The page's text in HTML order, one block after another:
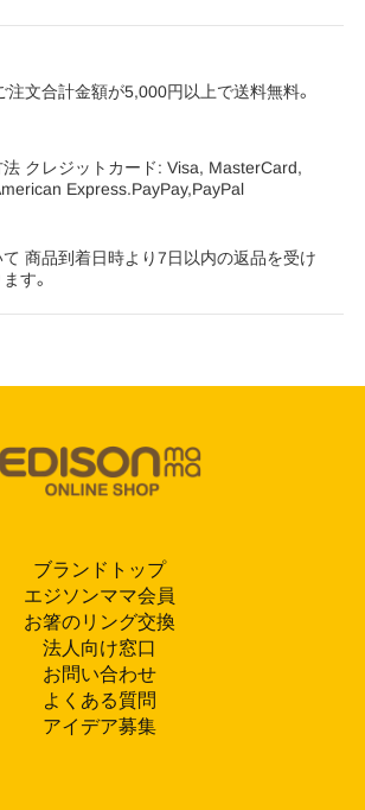
注文合計金額が5,000円以上で送料無料。
法 クレジットカード: Visa, MasterCard,
Express.PayPay,PayPal
商品到着日時より7日以内の返品を受け
す。
ブランドトップ
エジソンママ会員
お箸のリング交換
法人向け窓口
お問い合わせ
よくある質問
アイデア募集